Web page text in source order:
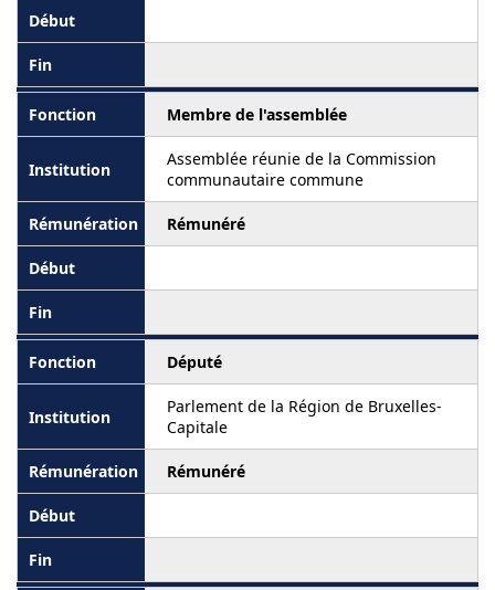
Membre de l'assemblée
Assemblée réunie de la Commission
communautaire commune
Rémunéré
Député
Parlement de la Région de Bruxelles-
Capitale
Rémunéré